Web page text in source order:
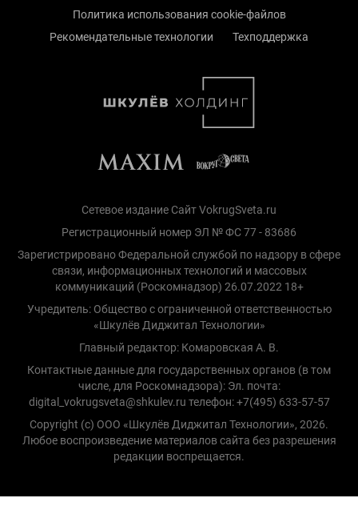
Политика использования cookie-файлов
Рекомендательные технологии
Техподдержка
Сетевое издание Сайт VokrugSveta.ru
Регистрационный номер ЭЛ № ФС 77 - 83686
Зарегистрировано Федеральной службой по надзору в сфере
связи, информационных технологий и массовых
коммуникаций (Роскомнадзор) 26.07.2022 18+
Учредитель: Общество с ограниченной ответственностью
«Шкулёв Диджитал Технологии»
Главный редактор: Комаровская А. В.
Контактные данные для государственных органов (в том
числе, для Роскомнадзора): Эл. почта:
digital_vokrugsveta@shkulev.ru телефон: +7(495) 633-57-57
Copyright (с) ООО «Шкулёв Диджитал Технологии», 2026.
Любое воспроизведение материалов сайта без разрешения
редакции воспрещается.